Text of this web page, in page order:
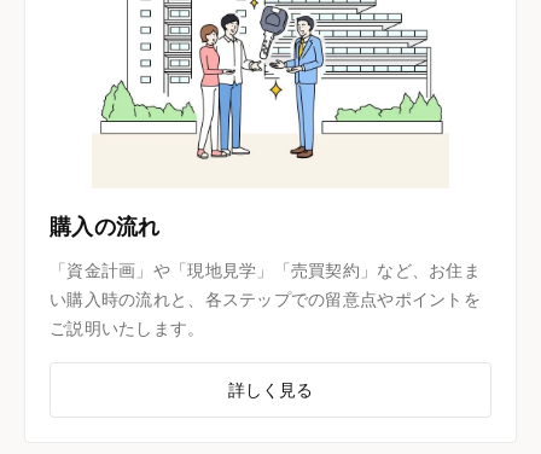
購入の流れ
「資金計画」や「現地見学」「売買契約」など、お住ま
い購入時の流れと、各ステップでの留意点やポイントを
ご説明いたします。
詳しく見る